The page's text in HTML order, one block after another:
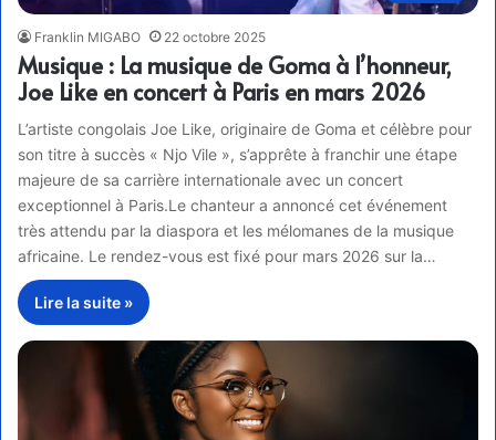
Franklin MIGABO 22 octobre 2025
Musique : La musique de Goma à l’honneur,
Joe Like en concert à Paris en mars 2026
L’artiste congolais Joe Like, originaire de Goma et célèbre pour
son titre à succès « Njo Vile », s’apprête à franchir une étape
majeure de sa carrière internationale avec un concert
exceptionnel à Paris.Le chanteur a annoncé cet événement
très attendu par la diaspora et les mélomanes de la musique
africaine. Le rendez-vous est fixé pour mars 2026 sur la…
Lire la suite »